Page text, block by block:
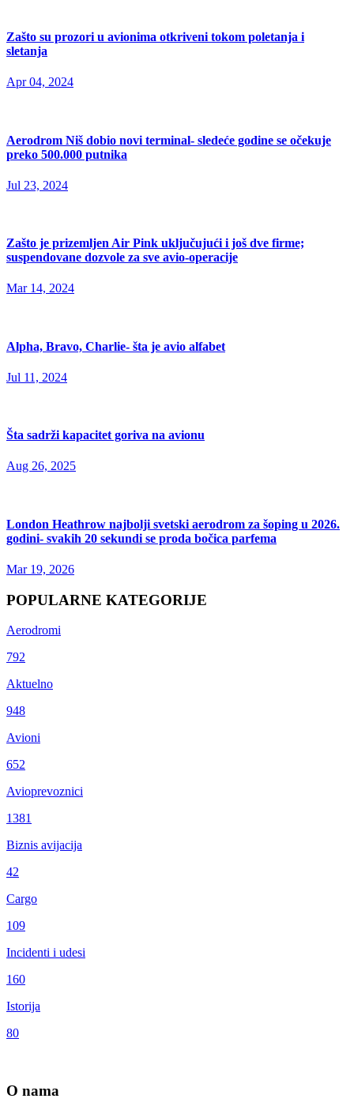
Zašto su prozori u avionima otkriveni tokom poletanja i
sletanja
Apr 04, 2024
Aerodrom Niš dobio novi terminal- sledeće godine se očekuje
preko 500.000 putnika
Jul 23, 2024
Zašto je prizemljen Air Pink uključujući i još dve firme;
suspendovane dozvole za sve avio-operacije
Mar 14, 2024
Alpha, Bravo, Charlie- šta je avio alfabet
Jul 11, 2024
Šta sadrži kapacitet goriva na avionu
Aug 26, 2025
London Heathrow najbolji svetski aerodrom za šoping u 2026.
godini- svakih 20 sekundi se proda bočica parfema
Mar 19, 2026
POPULARNE KATEGORIJE
Aerodromi
792
Aktuelno
948
Avioni
652
Avioprevoznici
1381
Biznis avijacija
42
Cargo
109
Incidenti i udesi
160
Istorija
80
O nama